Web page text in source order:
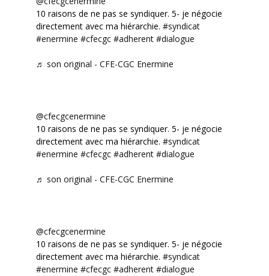
10 raisons de ne pas se syndiquer. 5- je négocie
directement avec ma hiérarchie. #syndicat
#enermine #cfecgc #adherent #dialogue
♬ son original - CFE-CGC Enermine
@cfecgcenermine
10 raisons de ne pas se syndiquer. 5- je négocie
directement avec ma hiérarchie. #syndicat
#enermine #cfecgc #adherent #dialogue
♬ son original - CFE-CGC Enermine
@cfecgcenermine
10 raisons de ne pas se syndiquer. 5- je négocie
directement avec ma hiérarchie. #syndicat
#enermine #cfecgc #adherent #dialogue